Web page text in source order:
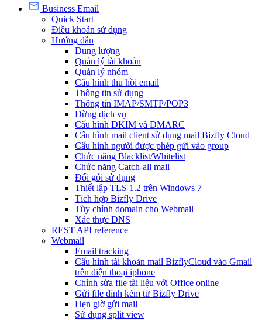
Business Email
Quick Start
Điều khoản sử dụng
Hướng dẫn
Dung lượng
Quản lý tài khoản
Quản lý nhóm
Cấu hình thu hồi email
Thông tin sử dụng
Thông tin IMAP/SMTP/POP3
Dừng dịch vụ
Cấu hình DKIM và DMARC
Cấu hình mail client sử dụng mail Bizfly Cloud
Cấu hình người được phép gửi vào group
Chức năng Blacklist/Whitelist
Chức năng Catch-all mail
Đổi gói sử dụng
Thiết lập TLS 1.2 trên Windows 7
Tích hợp Bizfly Drive
Tùy chỉnh domain cho Webmail
Xác thực DNS
REST API reference
Webmail
Email tracking
Cấu hình tài khoản mail BizflyCloud vào Gmail
trên điện thoại iphone
Chỉnh sửa file tài liệu với Office online
Gửi file đính kèm từ Bizfly Drive
Hẹn giờ gửi mail
Sử dụng split view